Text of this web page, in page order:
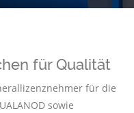
für Qualität
für die
sowie